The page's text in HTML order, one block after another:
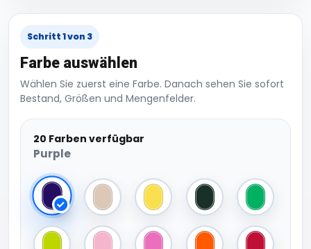
Schritt 1 von 3
Farbe auswählen
Wählen Sie zuerst eine Farbe. Danach sehen Sie sofort
Bestand, Größen und Mengenfelder.
20 Farben verfügbar
Purple
Purple Sand Bright YellowDark Green Irish Green